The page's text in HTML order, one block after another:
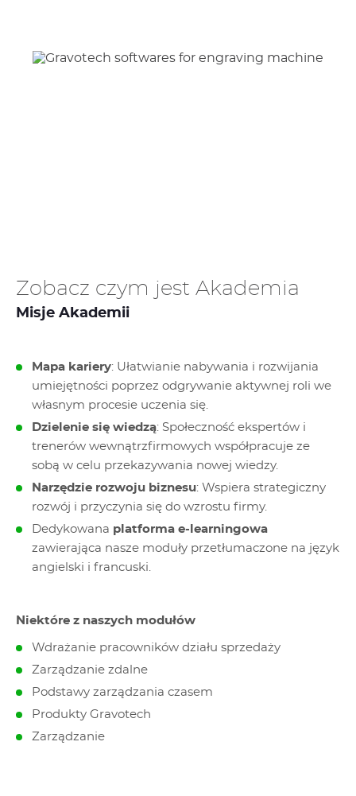
Zobacz czym jest Akademia
Misje Akademii
Mapa kariery: Ułatwianie nabywania i rozwijania
umiejętności poprzez odgrywanie aktywnej roli we
własnym procesie uczenia się.
Dzielenie się wiedzą: Społeczność ekspertów i
trenerów wewnątrzfirmowych współpracuje ze
sobą w celu przekazywania nowej wiedzy.
Narzędzie rozwoju biznesu: Wspiera strategiczny
rozwój i przyczynia się do wzrostu firmy.
Dedykowana platforma e-learningowa
zawierająca nasze moduły przetłumaczone na język
angielski i francuski.
Niektóre z naszych modułów
Wdrażanie pracowników działu sprzedaży
Zarządzanie zdalne
Podstawy zarządzania czasem
Produkty Gravotech
Zarządzanie